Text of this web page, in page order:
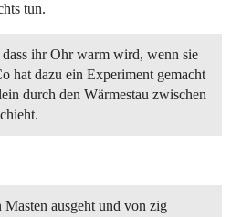
tun.
ihr Ohr warm wird, wenn sie
hat dazu ein Experiment gemacht
durch den Wärmestau zwischen
ausgeht und von zig